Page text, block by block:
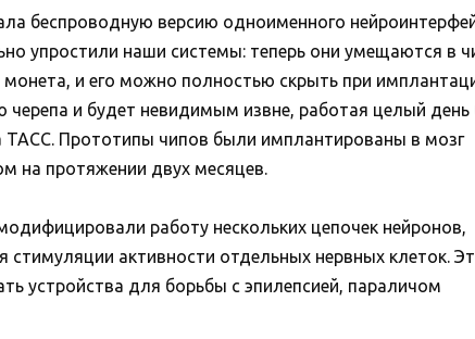
беспроводную версию одноименного
упростили наши системы: теперь они умещаются в
и его можно полностью скрыть при
черепа и будет невидимым извне, работая целый день
ТАСС. Прототипы чипов были имплантированы в мозг
на протяжении двух месяцев.
работу нескольких цепочек нейронов,
стимуляции активности отдельных нервных клеток.
устройства для борьбы с эпилепсией, параличом